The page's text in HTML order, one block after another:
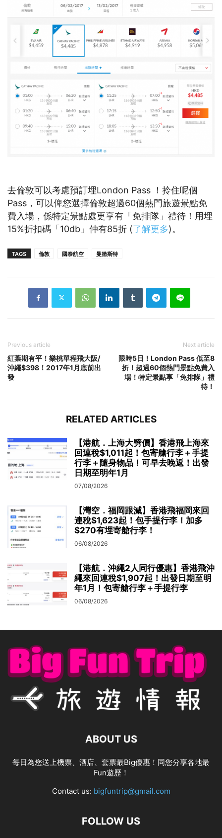
去倫敦可以考慮預訂埋London Pass ！拎住呢個
Pass，可以俾您選擇倫敦超過60個熱門旅遊景點免
費入場，係特定景點處更享有「免排隊」禮待！用埋
15%折扣碼「10db」仲有85折 (了解更多)。
TAGS 倫敦 國泰航空 曼徹斯特
Previous article
紅葉期有平！樂桃單程飛大阪/
沖繩$398！2017年1月底前出
發
Next article
限時5日！London Pass 低至8
折！超過60個熱門景點免費入
場！特定景點享「免排隊」禮
待！
RELATED ARTICLES
【港航．上海大劈價】香港飛上海來
回連稅$1,011起！包寄艙行李＋手提
行李＋隨身物品！可早去晚返！出發
日期至明年1月
07/08/2026
【灣空．福岡跟減】香港飛福岡來回
連稅$1,623起！包手提行李！加多
$270有埋寄艙行李！
06/08/2026
【港航．沖繩2人同行優惠】香港飛沖
繩來回連稅$1,907起！出發日期至明
年1月！包寄艙行李＋手提行李
06/08/2026
ABOUT US
每日為您送上機票、酒店、套票最Big優惠！同您分享各地最
Fun遊歷！
Contact us: bigfuntrip@gmail.com
FOLLOW US